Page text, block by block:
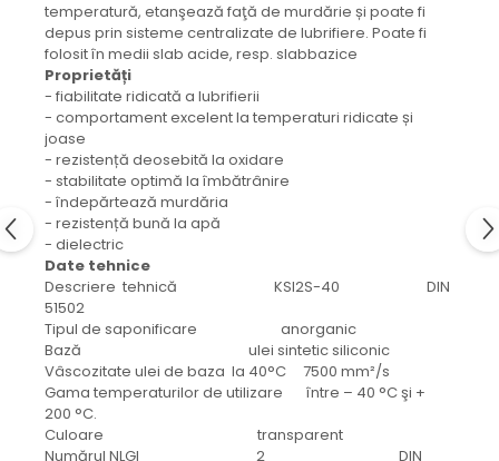
Role, bucsi si bolturi
BEHRENS
Bolturi - role - bucse
Burdufe si cilindri
Mecanice
Electrice
Hidraulice
Motoare electrice si pompe
SÖRENSEN
Mecanice
Electrice
Hidraulice
Cilindri hidraulici si burdufe
protectie
Grup electropompa
Bolturi, role si bucsi
temperatură, etanşează faţă de murdărie și poate fi
depus prin sisteme centralizate de lubrifiere. Poate fi
folosit în medii slab acide, resp. slabbazice
Proprietăți
- fiabilitate ridicată a lubrifierii
- comportament excelent la temperaturi ridicate și
joase
- rezistență deosebită la oxidare
- stabilitate optimă la îmbătrânire
- îndepărtează murdăria
- rezistență bună la apă
- dielectric
Date tehnice
Descriere tehnică KSI2S-40 DIN
51502
Tipul de saponificare anorganic
Bază ulei sintetic siliconic
Vâscozitate ulei de baza la 40°C 7500 mm²/s
Gama temperaturilor de utilizare între – 40 °C şi +
200 °C.
Culoare transparent
Numărul NLGI 2 DIN